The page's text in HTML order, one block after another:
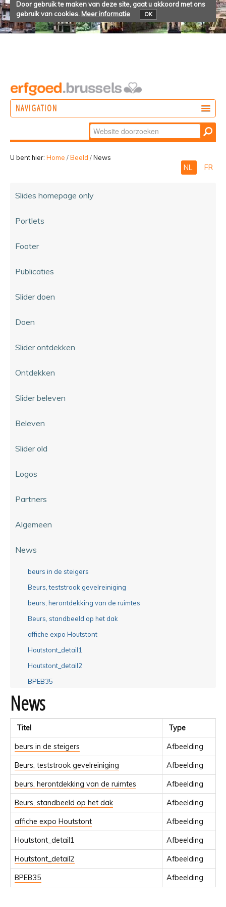
Door gebruik te maken van deze site, gaat u akkoord met ons
gebruik van cookies. Meer informatie OK
NAVIGATION
Zoek
Geavanceerd
zoeken...
U bent hier: Home /Beeld /News
NL FR
Slides homepage only
Portlets
Footer
Publicaties
Slider doen
Doen
Slider ontdekken
Ontdekken
Slider beleven
Beleven
Slider old
Logos
Partners
Algemeen
News
beurs in de steigers
Beurs, teststrook gevelreiniging
beurs, herontdekking van de ruimtes
Beurs, standbeeld op het dak
affiche expo Houtstont
Houtstont_detail1
Houtstont_detail2
BPEB35
News
Titel Type
beurs in de steigers Afbeelding
Beurs, teststrook gevelreiniging Afbeelding
beurs, herontdekking van de ruimtes Afbeelding
Beurs, standbeeld op het dak Afbeelding
affiche expo Houtstont Afbeelding
Houtstont_detail1 Afbeelding
Houtstont_detail2 Afbeelding
BPEB35 Afbeelding